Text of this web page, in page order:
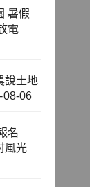
暑假
電
說土地
08-06
名
風光